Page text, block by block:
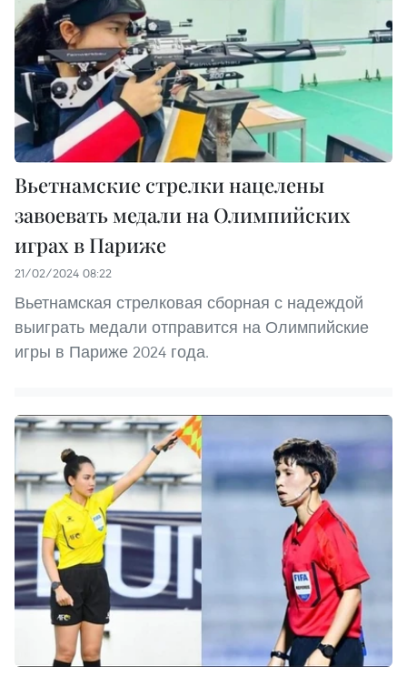
Вьетнамские стрелки нацелены
завоевать медали на Олимпийских
играх в Париже
21/02/2024 08:22
Вьетнамская стрелковая сборная с надеждой
выиграть медали отправится на Олимпийские
игры в Париже 2024 года.